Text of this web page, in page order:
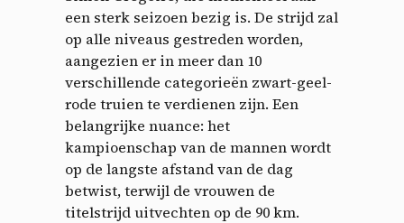
een sterk seizoen bezig is. De strijd zal
op alle niveaus gestreden worden,
aangezien er in meer dan 10
verschillende categorieën zwart-geel-
rode truien te verdienen zijn. Een
belangrijke nuance: het
kampioenschap van de mannen wordt
op de langste afstand van de dag
betwist, terwijl de vrouwen de
titelstrijd uitvechten op de 90 km.